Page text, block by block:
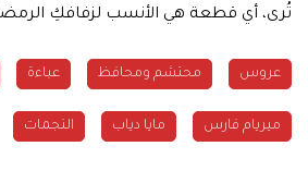
تُرى، أي قطعة هي الأنسب لزفافكِ
عروس محتشم ومحافظ عباءة
ميريام فارس مايا دياب النجمات